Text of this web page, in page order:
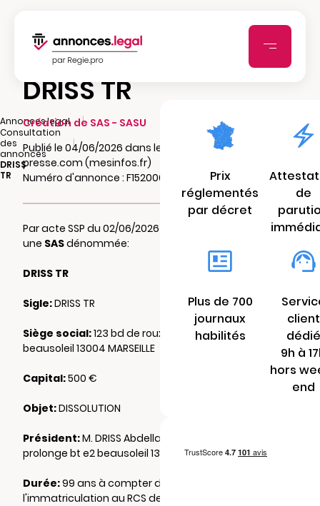
Annonces.legal
|
Consultation
des
annonces
|
DRISS
TR
DRISS TR
Création de SAS - SASU
Publié le 04/06/2026 dans le journal Tpbm-
presse.com (mesinfos.fr)
Numéro d'annonce : F15200681gkrb
Par acte SSP du 02/06/2026 il a été constitué
une SASdénommée:
DRISS TR
Sigle:DRISS TR
Siège social:123 bd de roux prolonge 1bt e2
beausoleil 13004 MARSEILLE
Capital:500 €
Objet:DISSOLUTION
Président:M. DRISS Abdellatif 123 bd de roux
prolonge bt e2 beausoleil 13004 MARSEILLE
Durée:99 ans à compter de
l'immatriculation au RCS de MARSEILLE
Prix
réglementés
par décret
de
Plus de 700
journaux
habilités
client
dédié
9h à
hors
end